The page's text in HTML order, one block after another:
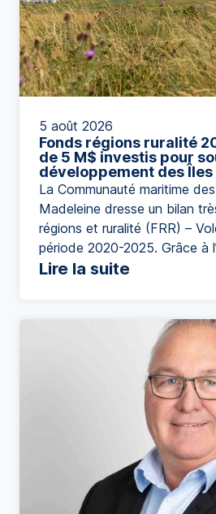
5 août 2026
Fonds régions ruralité
de 5 M$ investis pour
développement des Îles
La Communauté maritime
Madeleine dresse un bilan
régions et ruralité (FRR) –
période 2020-2025. Grâce à
entre le ministère des Affaires
investis afin de soutenir le
Lire la suite